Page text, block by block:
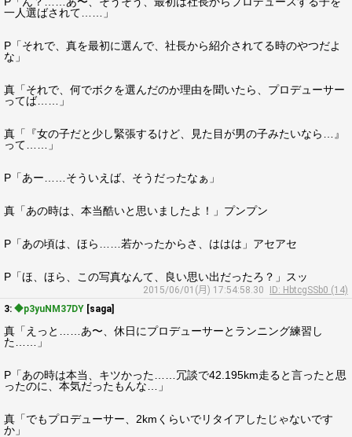
一人選ばされて……」
P「それで、真を最初に選んで、社長から紹介されてる時のやつだよ
な」
真「それで、何でボクを選んだのか理由を聞いたら、プロデューサー
ってば……」
真「『女の子だと少し緊張するけど、見た目が男の子みたいなら…』
って……」
P「あー……そういえば、そうだったなぁ」
真「あの時は、本当酷いと思いましたよ！」プンプン
P「あの頃は、ほら……若かったからさ、ははは」アセアセ
P「ほ、ほら、この写真なんて、良い思い出だったろ？」スッ
2015/06/01(月) 17:54:58.30
ID: HbtcgSSb0 (14)
3: ◆p3yuNM37DY [saga]
真「えっと……あ〜、休日にプロデューサーとランニング練習し
た……」
P「あの時は本当、キツかった……冗談で42.195km走ると言ったと思
ったのに、本気だったもんな…」
真「でもプロデューサー、2kmくらいでリタイアしたじゃないです
か」